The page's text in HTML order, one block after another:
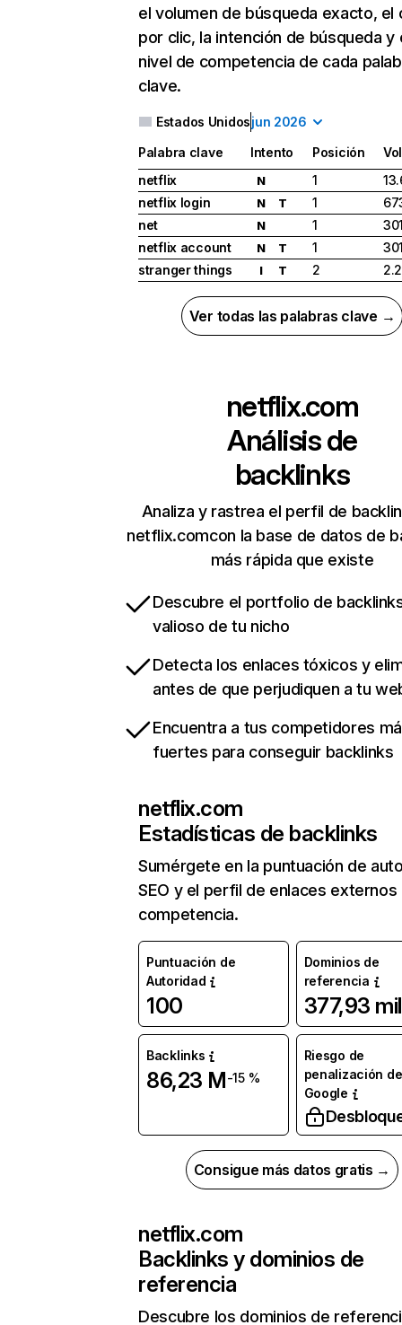
el volumen de búsqueda exacto, el
por clic, la intención de búsqueda y
nivel de competencia de cada
clave.
Estados Unidosjun 2026
Palabra clave Intento Posición
netflix
N 1
netflix login
N T 1
net
N 1
netflix account
N T 1
stranger things
I T 2
Ver todas las palabras clave →
netflix.com
Análisis de
backlinks
Analiza y rastrea el perfil de
netflix.comcon la base de datos de
más rápida que existe
Descubre el portfolio de
valioso de tu nicho
Detecta los enlaces tóxicos y
antes de que perjudiquen a tu
Encuentra a tus competidores
fuertes para conseguir backlinks
netflix.com
Estadísticas de backlinks
Sumérgete en la puntuación de
SEO y el perfil de enlaces externos
competencia.
Puntuación de
Autoridad
100
Dominios de
referencia
377,93 mil
Backlinks
86,23 M-15 %
Riesgo de
penalización de
Google
Consigue más datos gratis →
netflix.com
Backlinks y dominios de
referencia
Descubre los dominios de